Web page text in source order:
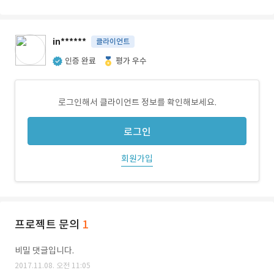
in****** 클라이언트
인증 완료 평가 우수
로그인해서 클라이언트 정보를 확인해보세요.
로그인
회원가입
프로젝트 문의 1
비밀 댓글입니다.
2017.11.08. 오전 11:05